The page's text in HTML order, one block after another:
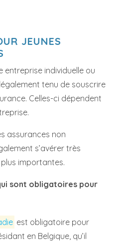
JEUNES
entreprise individuelle ou
tenu de souscrire
Celles-ci dépendent
assurances non
s’avérer très
importantes.
sont obligatoires pour
est obligatoire pour
en Belgique, qu’il